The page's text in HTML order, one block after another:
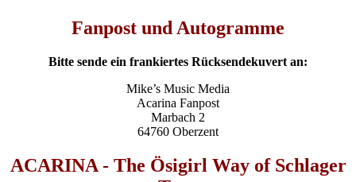
Fanpost und Autogramme
Bitte sende ein frankiertes Rücksendekuvert an:
Mike’s Music Media
Acarina Fanpost
Marbach 2
64760 Oberzent
ACARINA - The Ösigirl Way of Schlager